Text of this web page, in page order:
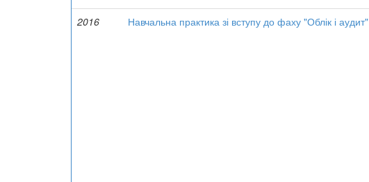
2016
Навчальна практика зі вступу до фаху "Облік і аудит"